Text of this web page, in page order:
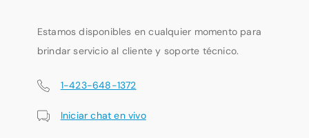
Estamos disponibles en cualquier momento para
brindar servicio al cliente y soporte técnico.
1-423-648-1372
Iniciar chat en vivo